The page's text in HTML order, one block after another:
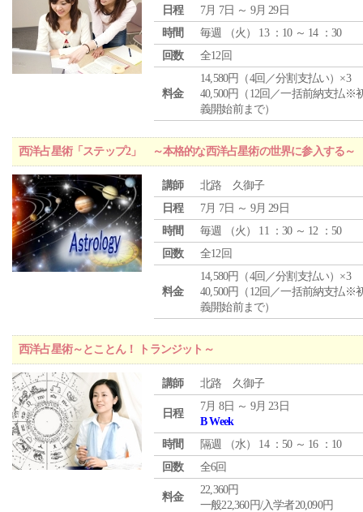
日程
7月 7日 ～ 9月 29日
時間
毎週 （火 ） 13 ：10 ～ 14 ：30
回数
全12回
料金
14,580円（4回／分割支払い）×3
40,500円（12回／一括前納支払※
義開始前まで）
西洋占星術「ステップ2」 ～本格的な西洋占星術の世界に参入する～
講師
北路 久御子
日程
7月 7日 ～ 9月 29日
時間
毎週 （火 ） 11 ：30 ～ 12 ：50
回数
全12回
料金
14,580円（4回／分割支払い）×3
40,500円（12回／一括前納支払※
義開始前まで）
西洋占星術～とことん！ トランジット～
講師 北路 久御子
日程
7月 8日 ～ 9月 23日
B Week
時間
隔週 （水） 14 ：50 ～ 16 ：10
回数
全6回
料金
22,360円
一般22,360円/入学者20,090円